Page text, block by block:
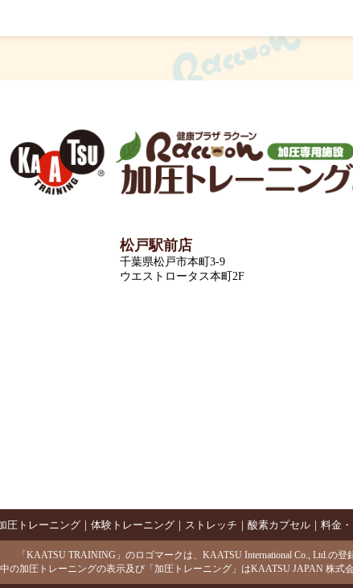
松戸駅前店
千葉県松戸市本町3-9
ウエストロータス本町2F
圧トレーニング｜ 体験トレーニング｜ ストレッチ ｜ 酸素カプセル｜ 料金
「KAATSU TRAINING」のロゴマークは、KAATSU International Co., Ltd.の登
の加圧トレーニングの表示及び「加圧トレーニング」はKAATSU JAPAN 株式